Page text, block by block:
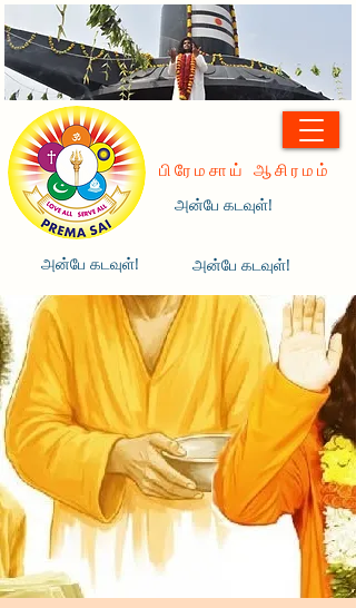
அன்பே கடவுள்!
பிரேமசாய் ஆசிரமம்
அன்பே கடவுள்!
அன்பே கடவுள்!